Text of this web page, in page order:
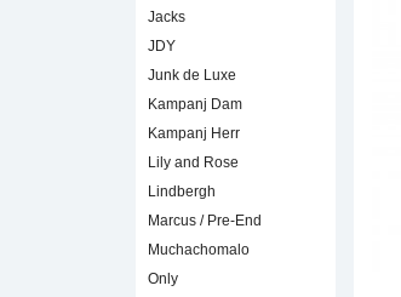
Jacks
JDY
Junk de Luxe
Kampanj Dam
Kampanj Herr
Lily and Rose
Lindbergh
Marcus / Pre-End
Muchachomalo
Only